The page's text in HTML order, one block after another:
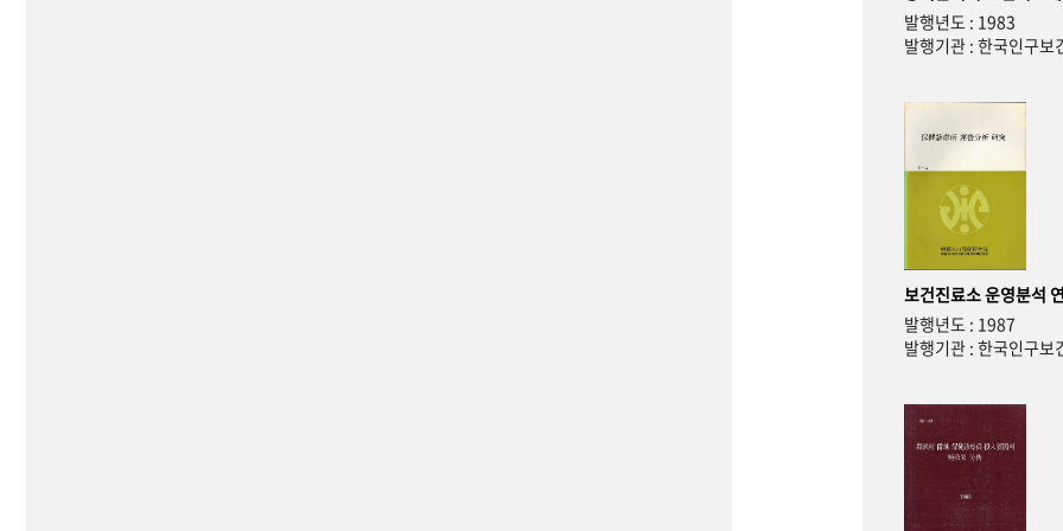
발행년도 : 1983
발행기관 : 한국인구보
보건진료소 운영분석
발행년도 : 1987
발행기관 : 한국인구보